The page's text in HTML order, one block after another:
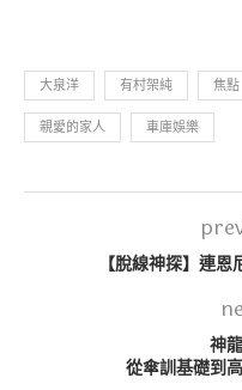
大泉洋 有村架純 焦點
親愛的家人 車庫娛樂
【脫線神探】連
神
從傘訓基礎到